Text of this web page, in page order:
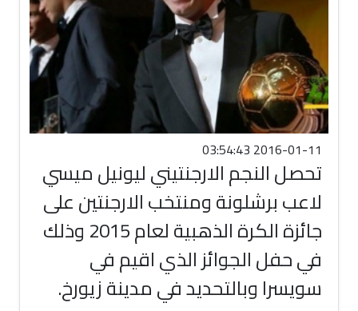
2016-01-11 03:54:43
تحصل النجم الارجنتيني ليونيل ميسي
لاعب برشلونة ومنتخب الارجنتين على
جائزة الكرة الذهبية لعام 2015 وذلك
في حفل الجوائز الذي اقيم في
سويسرا وبالتحديد في مدينة زيورخ.